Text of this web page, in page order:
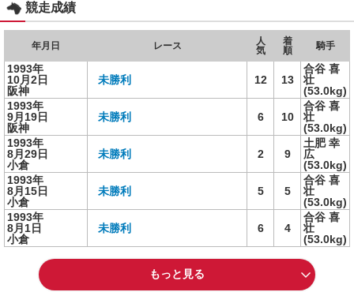
競走成績
年月日 レース
人
気
着
順
騎手
1993年
10月2日
阪神
未勝利 12 13
合谷 喜
壮
(53.0kg)
1993年
9月19日
阪神
未勝利 6 10
合谷 喜
壮
(53.0kg)
1993年
8月29日
小倉
未勝利 2 9
土肥 幸
広
(53.0kg)
1993年
8月15日
小倉
未勝利 5 5
合谷 喜
壮
(53.0kg)
1993年
8月1日
小倉
未勝利 6 4
合谷 喜
壮
(53.0kg)
もっと見る